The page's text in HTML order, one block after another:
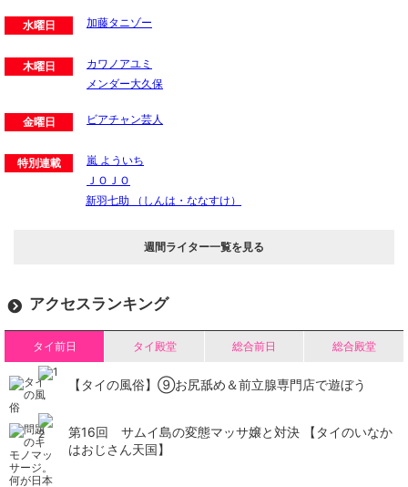
水曜日 加藤タニゾー
木曜日
カワノアユミ
メンダー大久保
金曜日 ビアチャン芸人
特別連載
嵐 よういち
ＪＯＪＯ
新羽七助 （しんは・ななすけ）
週間ライター一覧を見る
アクセスランキング
タイ前日 タイ殿堂 総合前日 総合殿堂
【タイの風俗】​⑨お尻舐め＆前立腺専門店で遊ぼう
第16回 サムイ島の変態マッサ嬢と対決 【タイのいなか
はおじさん天国】